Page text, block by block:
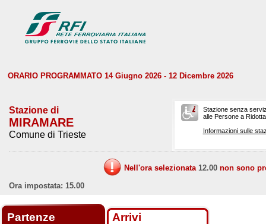
ORARIO PROGRAMMATO 14 Giugno 2026 - 12 Dicembre 2026
Stazione di
MIRAMARE
Comune di Trieste
Stazione senza
alle Persone a
Informazioni sulle
Nell'ora selezionata 12.00 non sono
Ora impostata: 15.00
Partenze Arrivi